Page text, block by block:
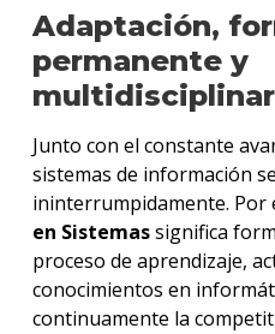
Adaptación,
permanente y
Junto con el constante
sistemas de información
ininterrumpidamente. Por
en Sistemassignifica
proceso de aprendizaje,
conocimientos en
continuamente la